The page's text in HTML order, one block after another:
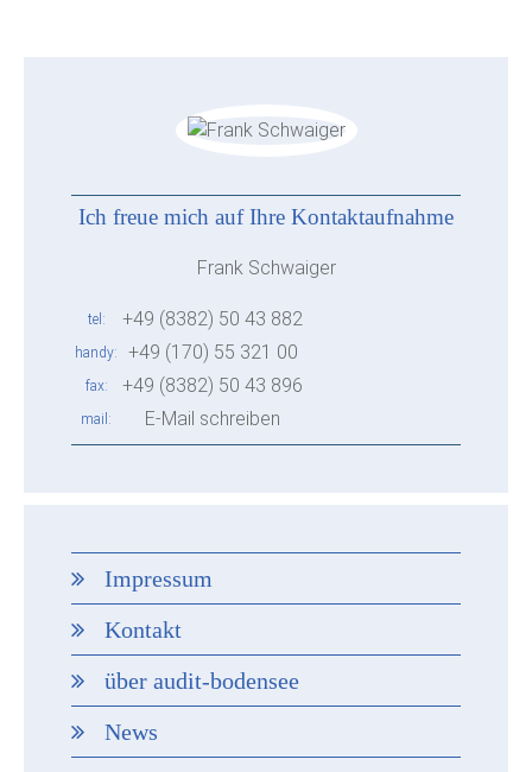
Ich freue mich auf Ihre Kontaktaufnahme
Frank Schwaiger
tel +49 (8382) 50 43 882
handy +49 (170) 55 321 00
fax +49 (8382) 50 43 896
mail E-Mail schreiben
Impressum
Kontakt
über audit-bodensee
News